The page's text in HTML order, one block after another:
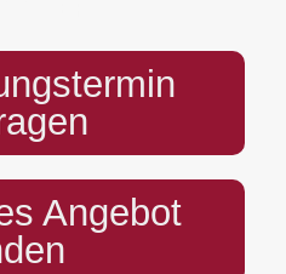
Angebot